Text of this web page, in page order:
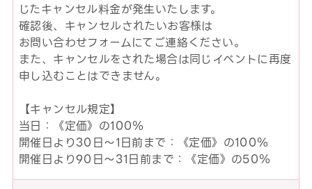
じたキャンセル料金が発生いたします。
確認後、キャンセルされたいお客様は
お問い合わせフォームにてご連絡ください。
また、キャンセルをされた場合は同じイベントに再度
申し込むことはできません。
【キャンセル規定】
当日：《定価》の100％
開催日より30日～1日前まで：《定価》の100％
開催日より90日～31日前まで：《定価》の50％